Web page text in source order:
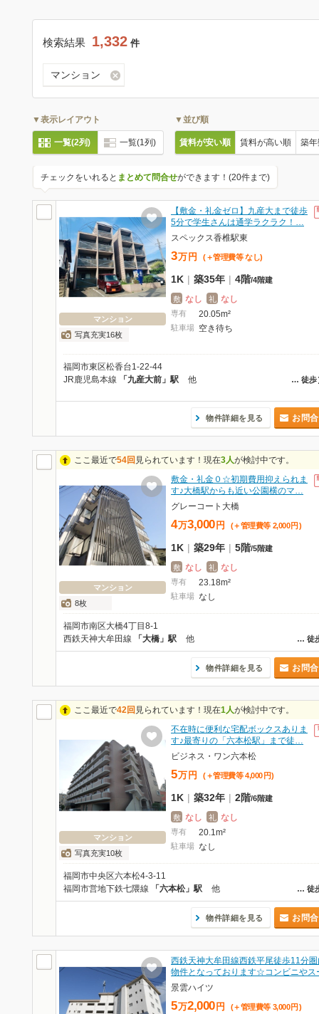
検索結果 1,332 件
マンション
▼表示レイアウト
一覧(2列) 一覧(1列)
▼並び順
賃料が安い順 賃料が高い順 築
チェックをいれると まとめて問合せができます！(20件まで)
マンション
写真充実16枚
【敷金・礼金ゼロ】九産大まで徒歩
5分で学生さんは通学ラクラク！…
スペックス香椎駅東
3万 円 (＋管理費等 なし)
1K | 築35年 | 4階/4階建
敷 なし 礼 なし
専有 20.05m²
駐車場 空き待ち
福岡市東区松香台1-22-44
… 徒歩
JR鹿児島本線 「九産大前」駅 他
物件詳細を見る お問
ここ最近で54回 見られています！現在3人が検討中です。
マンション
8枚
敷金・礼金０☆初期費用抑えられま
す♪大橋駅からも近い公園横のマ…
グレーコート大橋
4万3,000 円 (＋管理費等 2,000 円 )
1K | 築29年 | 5階/5階建
敷 なし 礼 なし
専有 23.18m²
駐車場 なし
福岡市南区大橋4丁目8-1
… 徒
西鉄天神大牟田線 「大橋」駅 他
物件詳細を見る お問
ここ最近で42回 見られています！現在1人が検討中です。
マンション
写真充実10枚
不在時に便利な宅配ボックスありま
す♪最寄りの「六本松駅」まで徒…
ビジネス・ワン六本松
5万 円 (＋管理費等 4,000 円)
1K | 築32年 | 2階/6階建
敷 なし 礼 なし
専有 20.1m²
駐車場 なし
福岡市中央区六本松4-3-11
… 徒
福岡市営地下鉄七隈線 「六本松」駅 他
物件詳細を見る お問
西鉄天神大牟田線西鉄平尾徒歩11分
物件となっております☆コンビニや
景雲ハイツ
5万2,000 円 (＋管理費等 3,000 円 )